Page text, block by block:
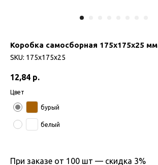
Коробка самосборная 175х175х25 мм
SKU: 175х175х25
12,84 р.
Цвет
бурый
белый
При заказе от 100 шт — скидка 3%